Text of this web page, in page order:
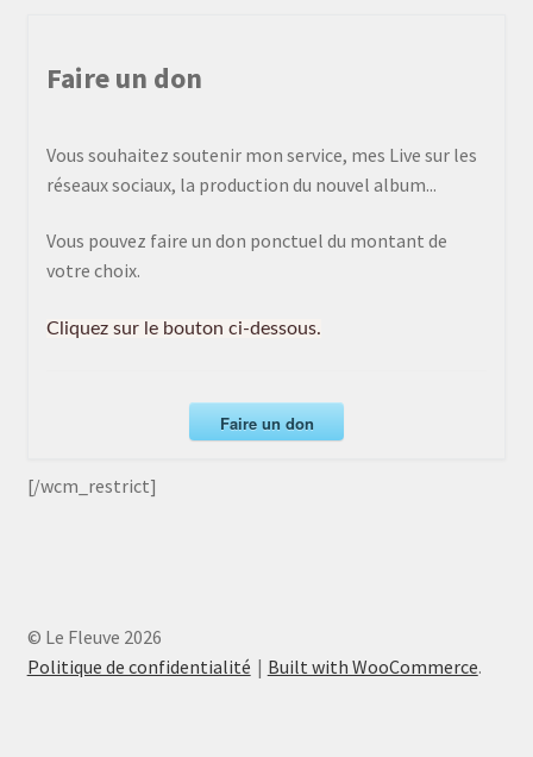
Faire un don
Vous souhaitez soutenir mon service, mes Live sur les
réseaux sociaux, la production du nouvel album...
Vous pouvez faire un don ponctuel du montant de
votre choix.
Cliquez sur le bouton ci-dessous.
Faire un don
[/wcm_restrict]
© Le Fleuve 2026
Politique de confidentialité
Built with WooCommerce.